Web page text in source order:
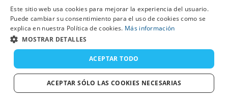
LOS MEJORES SPINNING
CHARTERS DE PESCA
DUTCH
GERMAN
Este sitio web usa cookies para mejorar la experiencia del usuario.
Puede cambiar su consentimiento para el uso de cookies como se
explica en nuestra Política de cookies. Más información
MOSTRAR DETALLES
ACEPTAR TODO
ACEPTAR SÓLO LAS COOKIES NECESARIAS